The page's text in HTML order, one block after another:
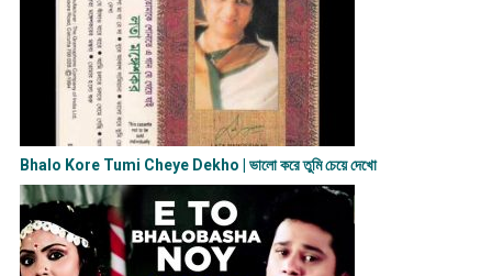
Bhalo Kore Tumi Cheye Dekho | ভালো করে তুমি চেয়ে দেখো